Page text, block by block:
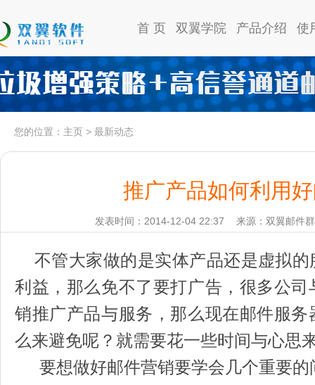
首 页 双翼学院 产品介绍 使
您的位置： 主页 > 最新动态
推广产品如何利用
发表时间：2014-12-04 22:37 来源：双翼邮件
不管大家做的是实体产品还是虚拟
利益，那么免不了要打广告，很多公
销推广产品与服务，那么现在邮件服
么来避免呢？就需要花一些时间与心思
要想做好邮件营销要学会几个重要的